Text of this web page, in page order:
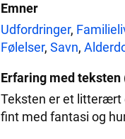
Emner
Udfordringer,
Følelser, Savn,
Erfaring med teksten
Teksten er et litterært
fint med fantasi og